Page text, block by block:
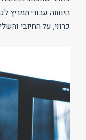
היוותה עבורי תמריץ
כרוני, על החיובי